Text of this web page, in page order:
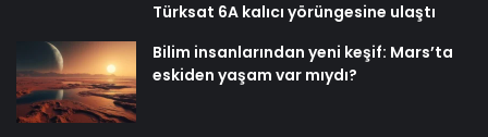
Türksat 6A kalıcı yörüngesine ulaştı
Bilim insanlarından yeni keşif: Mars’ta
eskiden yaşam var mıydı?